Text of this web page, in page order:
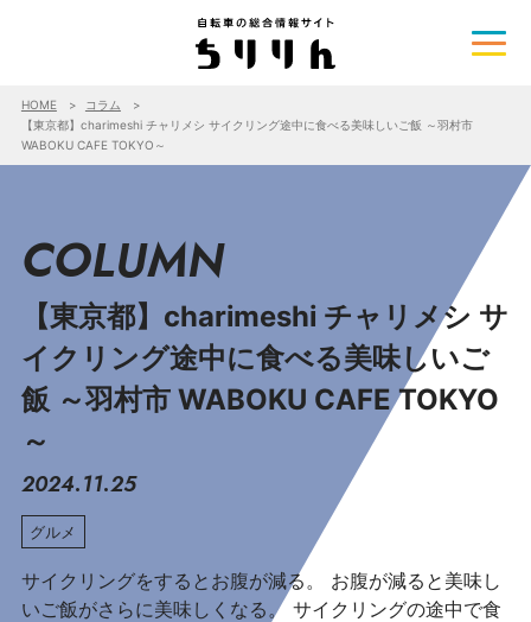
HOME
コラム
【東京都】charimeshi チャリメシ サイクリング途中に食べる美味しいご飯 ～羽村市
WABOKU CAFE TOKYO～
COLUMN
【東京都】charimeshi チャリメシ サ
イクリング途中に食べる美味しいご
飯 ～羽村市 WABOKU CAFE TOKYO
～
2024.11.25
グルメ
サイクリングをするとお腹が減る。 お腹が減ると美味し
いご飯がさらに美味しくなる。 サイクリングの途中で食